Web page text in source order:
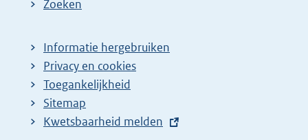
Zoeken
Informatie hergebruiken
Privacy en cookies
Toegankelijkheid
Sitemap
E
Kwetsbaarheid melden